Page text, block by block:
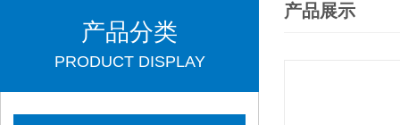
产品分类
PRODUCT DISPLAY
产品展示